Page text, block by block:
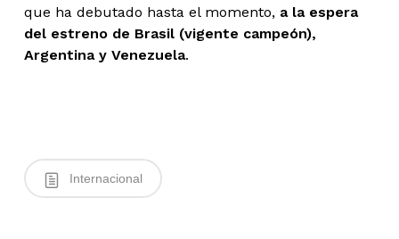
que ha debutado hasta el momento, a la espera
del estreno de Brasil (vigente campeón),
Argentina y Venezuela.
Internacional